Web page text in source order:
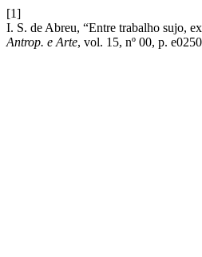
[1]
I. S. de Abreu, “Entre trabalho sujo,
Antrop. e Arte, vol. 15, nº 00, p.